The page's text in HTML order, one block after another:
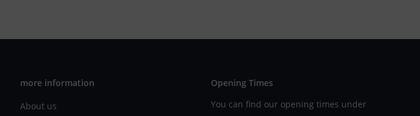
more information
About us
Opening Times
You can find our opening times under